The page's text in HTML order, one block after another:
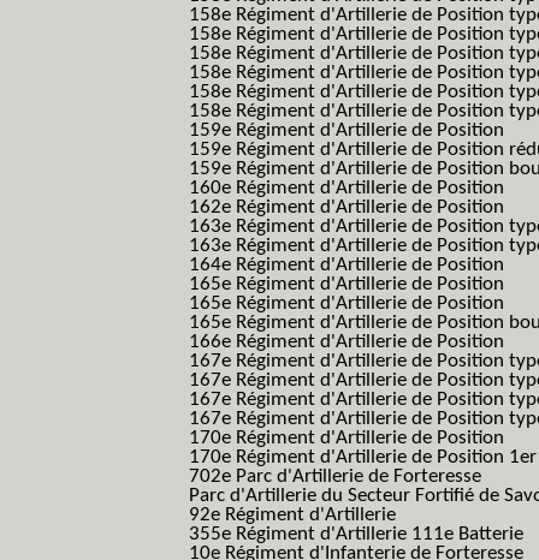
158e Régiment d'Artillerie de Position
158e Régiment d'Artillerie de Position
158e Régiment d'Artillerie de Position
158e Régiment d'Artillerie de Position
158e Régiment d'Artillerie de Position
158e Régiment d'Artillerie de Position
159e Régiment d'Artillerie de Position
159e Régiment d'Artillerie de Position
159e Régiment d'Artillerie de Position
160e Régiment d'Artillerie de Position
162e Régiment d'Artillerie de Position
163e Régiment d'Artillerie de Position
163e Régiment d'Artillerie de Position
164e Régiment d'Artillerie de Position
165e Régiment d'Artillerie de Position
165e Régiment d'Artillerie de Position
165e Régiment d'Artillerie de Position
166e Régiment d'Artillerie de Position
167e Régiment d'Artillerie de Position
167e Régiment d'Artillerie de Position
167e Régiment d'Artillerie de Position
167e Régiment d'Artillerie de Position
170e Régiment d'Artillerie de Position
170e Régiment d'Artillerie de Position
702e Parc d'Artillerie de Forteresse
Parc d'Artillerie du Secteur Fortifié de
92e Régiment d'Artillerie
355e Régiment d'Artillerie 111e Batterie
10e Régiment d'Infanterie de Forteresse